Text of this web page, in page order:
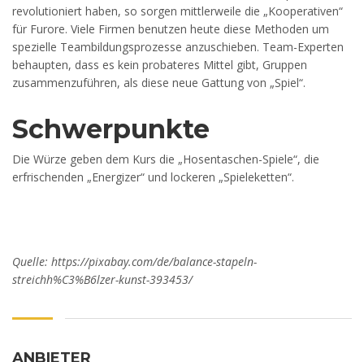
revolutioniert haben, so sorgen mittlerweile die „Kooperativen“
für Furore. Viele Firmen benutzen heute diese Methoden um
spezielle Teambildungsprozesse anzuschieben. Team-Experten
behaupten, dass es kein probateres Mittel gibt, Gruppen
zusammenzuführen, als diese neue Gattung von „Spiel“.
Schwerpunkte
Die Würze geben dem Kurs die „Hosentaschen-Spiele“, die
erfrischenden „Energizer“ und lockeren „Spieleketten“.
Quelle: https://pixabay.com/de/balance-stapeln-
streichh%C3%B6lzer-kunst-393453/
ANBIETER